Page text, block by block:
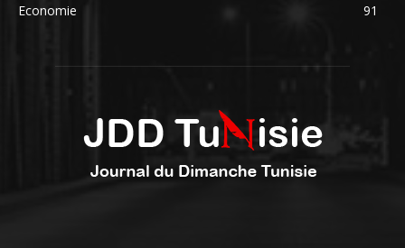
Economie
91